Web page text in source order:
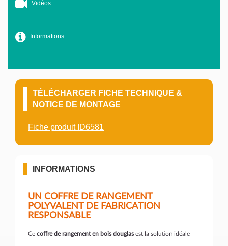
Vidéos
Informations
TÉLÉCHARGER FICHE TECHNIQUE &
NOTICE DE MONTAGE
Fiche produit ID6581
INFORMATIONS
UN COFFRE DE RANGEMENT
POLYVALENT DE FABRICATION
RESPONSABLE
Ce coffre de rangement en bois douglasest la solution idéale